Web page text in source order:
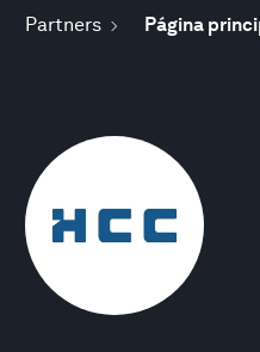
Partners Página